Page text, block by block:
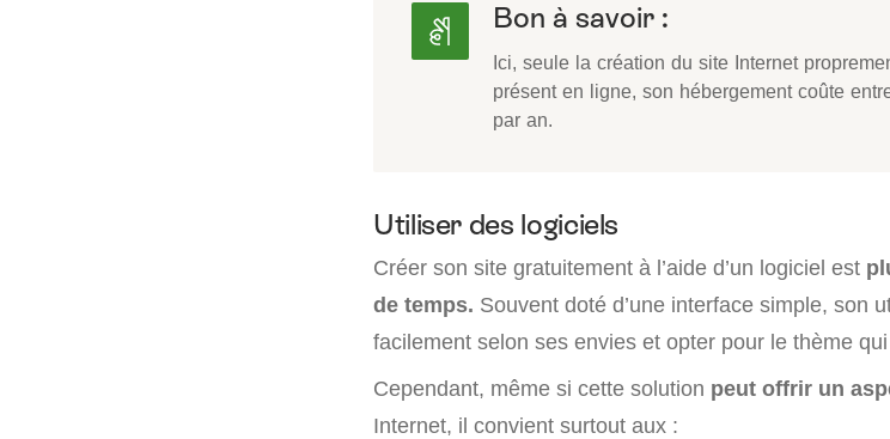
Bon à savoir :
Ici, seule la création du site Internet
présent en ligne, son hébergement coûte
par an.
Utiliser des logiciels
Créer son site gratuitement à l’aide d’un logiciel est
de temps. Souvent doté d’une interface simple, son
facilement selon ses envies et opter pour le thème
Cependant, même si cette solution peut offrir un
Internet, il convient surtout aux :